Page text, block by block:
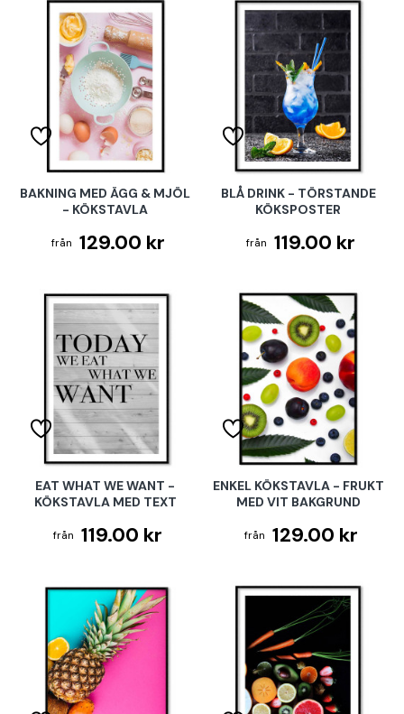
BAKNING MED ÄGG & MJÖL
- KÖKSTAVLA
129.00 kr
BLÅ DRINK - TÖRSTANDE
KÖKSPOSTER
119.00 kr
EAT WHAT WE WANT -
KÖKSTAVLA MED TEXT
119.00 kr
ENKEL KÖKSTAVLA - FRUKT
MED VIT BAKGRUND
129.00 kr